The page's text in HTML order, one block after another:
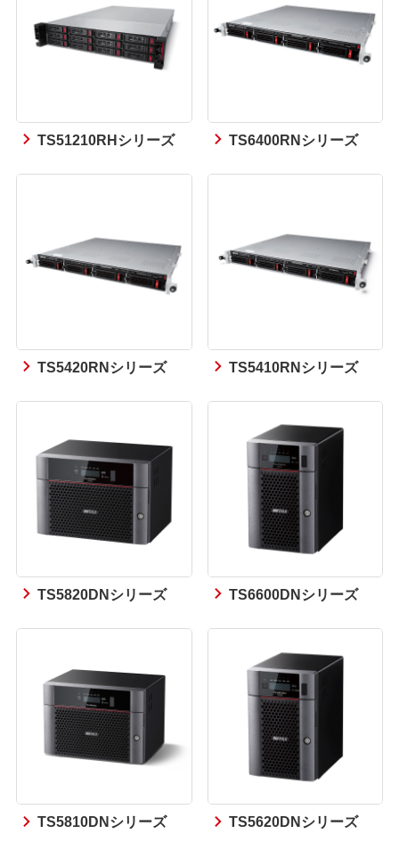
TS51210RHシリーズ TS6400RNシリーズ
TS5420RNシリーズ TS5410RNシリーズ
TS5820DNシリーズ TS6600DNシリーズ
TS5810DNシリーズ TS5620DNシリーズ